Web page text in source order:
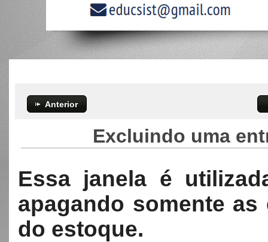
Anterior
Excluindo uma
Essa janela é
apagando somente
do estoque.